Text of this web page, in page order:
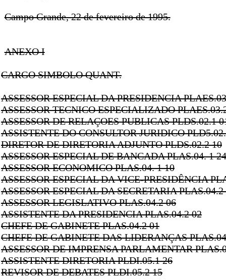
Campo Grande, 22 de fevereiro de 1995.
ANEXO I
CARGO SIMBOLO QUANT.
ASSESSOR ESPECIAL DA PRESIDENCIA
ASSESSOR TECNICO ESPECIALIZADO
ASSESSOR DE RELAÇOES PUBLICAS PLDS.02.1
ASSISTENTE DO CONSULTOR JURIDICO
DIRETOR DE DIRETORIA ADJUNTO PLDS.02.2 10
ASSESSOR ESPECIAL DE BANCADA PLAS.04. 1 24
ASSESSOR ECONOMICO PLAS.04. 1 10
ASSESSOR ESPECIAL DA VICE-PRESIDÊNCIA
ASSESSOR ESPECIAL DA SECRETARIA PLAS.04.2
ASSESSOR LEGISLATIVO PLAS.04.2 06
ASSISTENTE DA PRESIDENCIA PLAS.04.2 02
CHEFE DE GABINETE PLAS.04.2 01
CHEFE DE GABINETE DAS LIDERANÇAS
ASSESSOR DE IMPRENSA PARLAMENTAR
ASSISTENTE DIRETORIA PLDI.05.1 26
REVISOR DE DEBATES PLDI.05.2 15